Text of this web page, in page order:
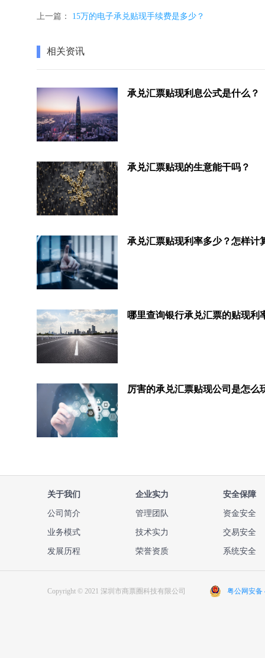
上一篇： 15万的电子承兑贴现手续费是多少？
相关资讯
承兑汇票贴现利息公式是什么？
承兑汇票贴现的生意能干吗？
承兑汇票贴现利率多少？怎样计
厉害的承兑汇票贴现公司是怎么
关于我们
公司简介
业务模式
发展历程
企业实力
管理团队
技术实力
荣誉资质
安全保障
资金安全
交易安全
系统安全
Copyright © 2021 深圳市商票圈科技有限公司 粤公网安备